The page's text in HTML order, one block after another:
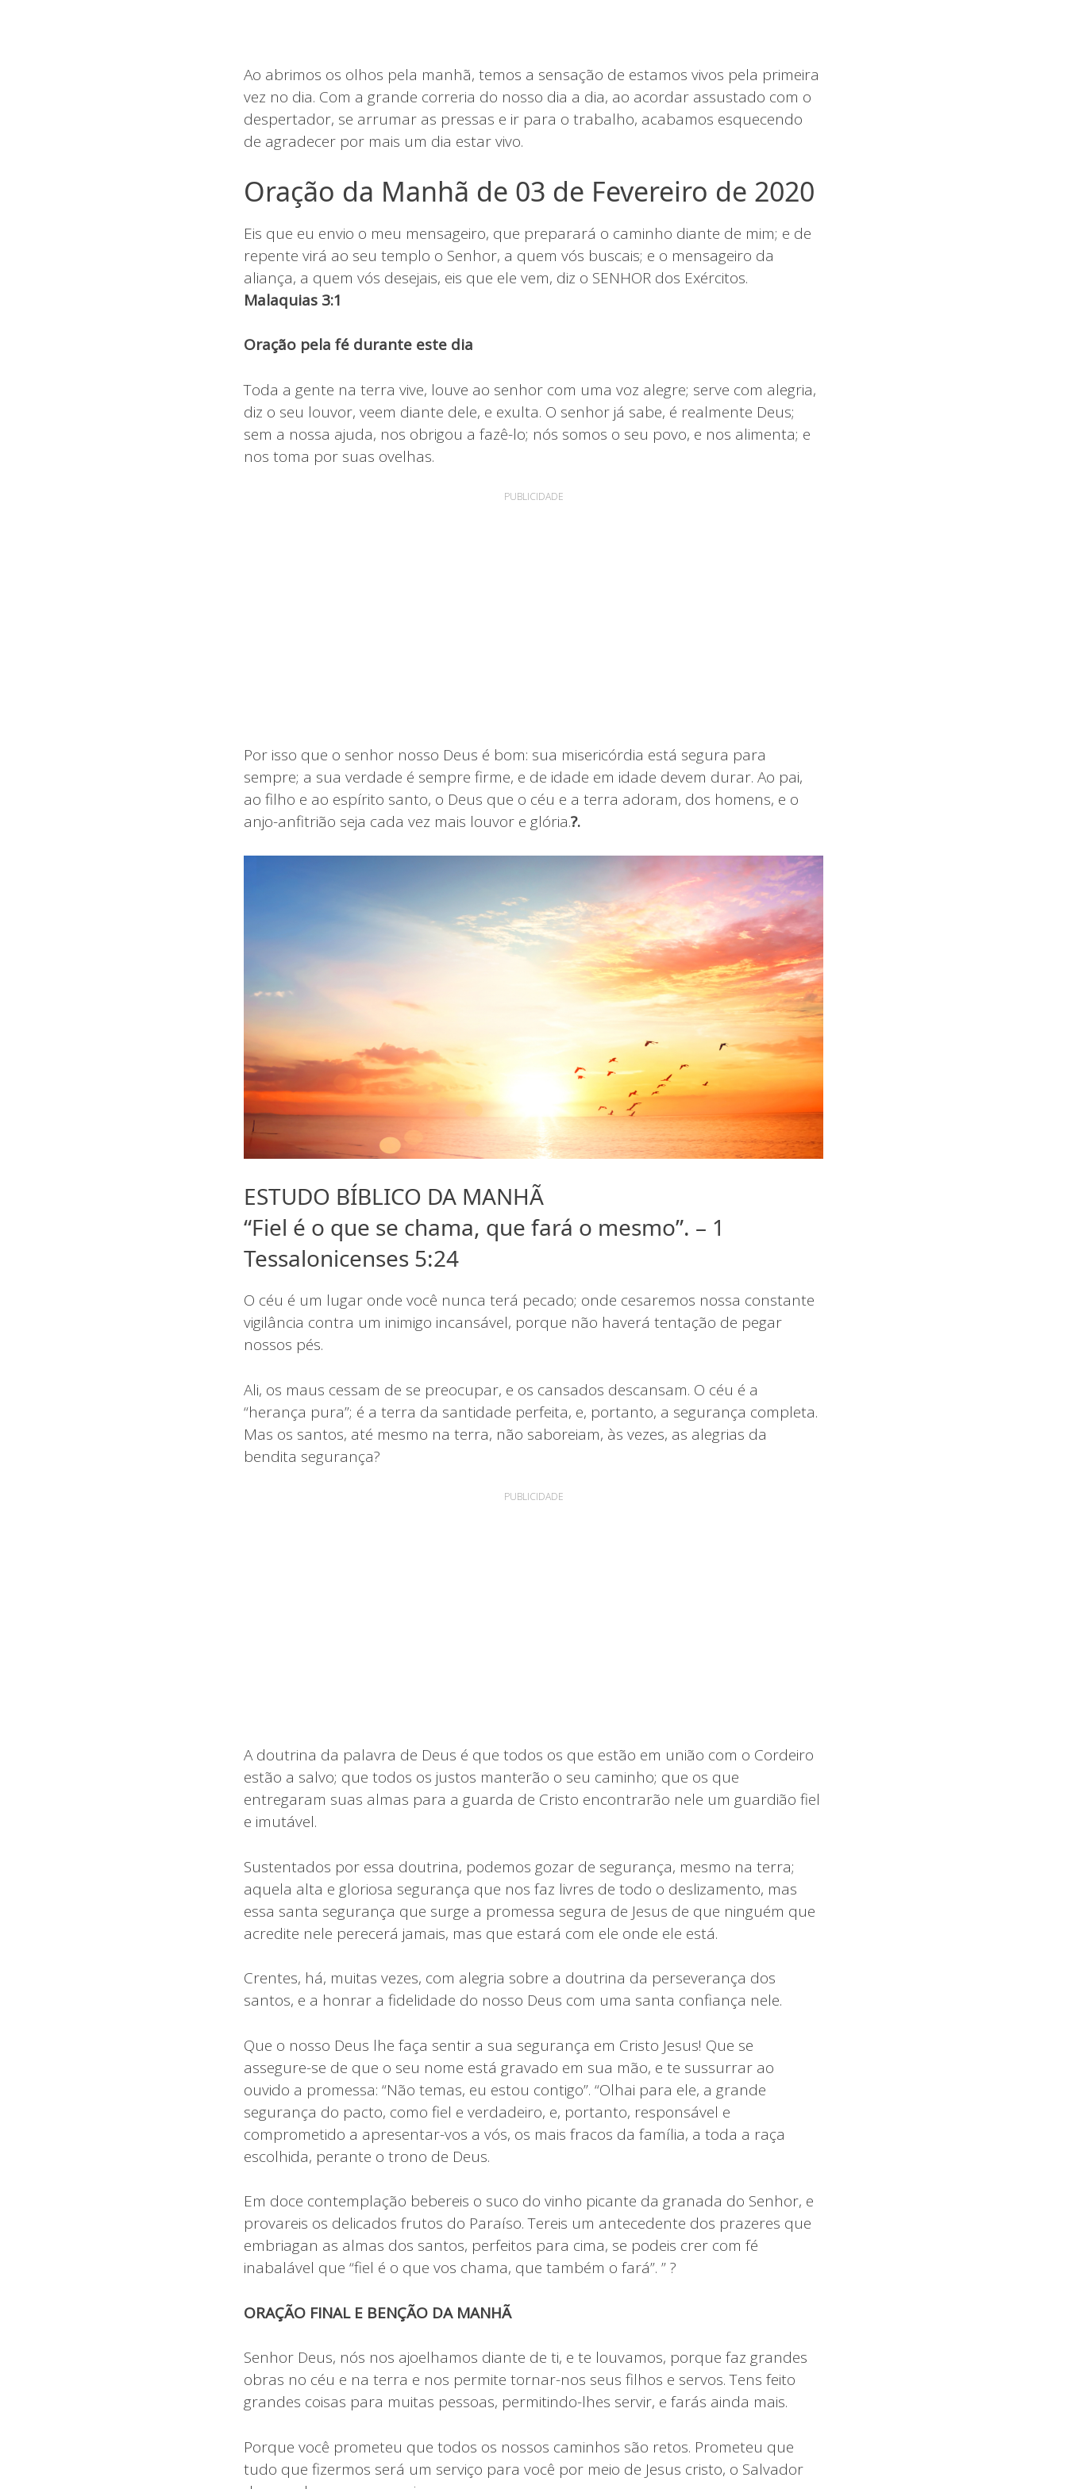
Ao abrimos os olhos pela manhã, temos a sensação de estamos vivos pela primeira
vez no dia. Com a grande correria do nosso dia a dia, ao acordar assustado com o
despertador, se arrumar as pressas e ir para o trabalho, acabamos esquecendo
de agradecer por mais um dia estar vivo.
Oração da Manhã de 03 de Fevereiro de 2020
Eis que eu envio o meu mensageiro, que preparará o caminho diante de mim; e de
repente virá ao seu templo o Senhor, a quem vós buscais; e o mensageiro da
aliança, a quem vós desejais, eis que ele vem, diz o SENHOR dos Exércitos.
Malaquias 3:1
Oração pela fé durante este dia
Toda a gente na terra vive, louve ao senhor com uma voz alegre; serve com alegria,
diz o seu louvor, veem diante dele, e exulta. O senhor já sabe, é realmente Deus;
sem a nossa ajuda, nos obrigou a fazê-lo; nós somos o seu povo, e nos alimenta; e
nos toma por suas ovelhas.
PUBLICIDADE
Por isso que o senhor nosso Deus é bom: sua misericórdia está segura para
sempre; a sua verdade é sempre firme, e de idade em idade devem durar. Ao pai,
ao filho e ao espírito santo, o Deus que o céu e a terra adoram, dos homens, e o
anjo-anfitrião seja cada vez mais louvor e glória.?.
ESTUDO BÍBLICO DA MANHÃ
“Fiel é o que se chama, que fará o mesmo”. – 1
Tessalonicenses 5:24
O céu é um lugar onde você nunca terá pecado; onde cesaremos nossa constante
vigilância contra um inimigo incansável, porque não haverá tentação de pegar
nossos pés.
Ali, os maus cessam de se preocupar, e os cansados descansam. O céu é a
“herança pura”; é a terra da santidade perfeita, e, portanto, a segurança completa.
Mas os santos, até mesmo na terra, não saboreiam, às vezes, as alegrias da
bendita segurança?
PUBLICIDADE
A doutrina da palavra de Deus é que todos os que estão em união com o Cordeiro
estão a salvo; que todos os justos manterão o seu caminho; que os que
entregaram suas almas para a guarda de Cristo encontrarão nele um guardião fiel
e imutável.
Sustentados por essa doutrina, podemos gozar de segurança, mesmo na terra;
aquela alta e gloriosa segurança que nos faz livres de todo o deslizamento, mas
essa santa segurança que surge a promessa segura de Jesus de que ninguém que
acredite nele perecerá jamais, mas que estará com ele onde ele está.
Crentes, há, muitas vezes, com alegria sobre a doutrina da perseverança dos
santos, e a honrar a fidelidade do nosso Deus com uma santa confiança nele.
Que o nosso Deus lhe faça sentir a sua segurança em Cristo Jesus! Que se
assegure-se de que o seu nome está gravado em sua mão, e te sussurrar ao
ouvido a promessa: “Não temas, eu estou contigo”. “Olhai para ele, a grande
segurança do pacto, como fiel e verdadeiro, e, portanto, responsável e
comprometido a apresentar-vos a vós, os mais fracos da família, a toda a raça
escolhida, perante o trono de Deus.
Em doce contemplação bebereis o suco do vinho picante da granada do Senhor, e
provareis os delicados frutos do Paraíso. Tereis um antecedente dos prazeres que
embriagan as almas dos santos, perfeitos para cima, se podeis crer com fé
inabalável que “fiel é o que vos chama, que também o fará”. ” ?
ORAÇÃO FINAL E BENÇÃO DA MANHÃ
Senhor Deus, nós nos ajoelhamos diante de ti, e te louvamos, porque faz grandes
obras no céu e na terra e nos permite tornar-nos seus filhos e servos. Tens feito
grandes coisas para muitas pessoas, permitindo-lhes servir, e farás ainda mais.
Porque você prometeu que todos os nossos caminhos são retos. Prometeu que
tudo que fizermos será um serviço para você por meio de Jesus cristo, o Salvador